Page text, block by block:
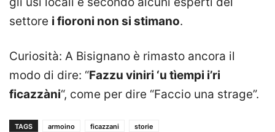
settore i fioroni non si stimano.
Curiosità: A Bisignano è rimasto ancora il
modo di dire: “Fazzu viniri ‘u tìempi i’ri
ficazzàni“, come per dire “Faccio una strage”.
TAGS armoino ficazzani storie